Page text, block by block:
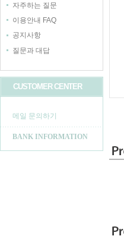
자주하는 질문
이용안내 FAQ
공지사항
질문과 대답
CUSTOMER CENTER
메일 문의하기
BANK INFORMATION